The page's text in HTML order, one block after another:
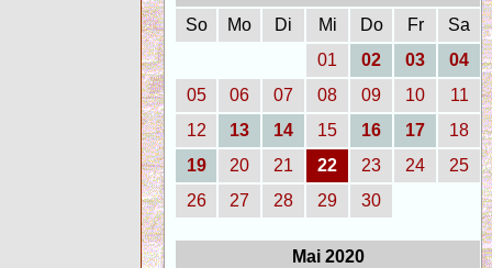
So
Mo Di Mi Do Fr
Sa
01
02 03
04
05
06 07 08 09 10
11
12
13 14 15 16 17
18
19
20 21 22 23 24
25
26
27 28 29 30
Mai 2020